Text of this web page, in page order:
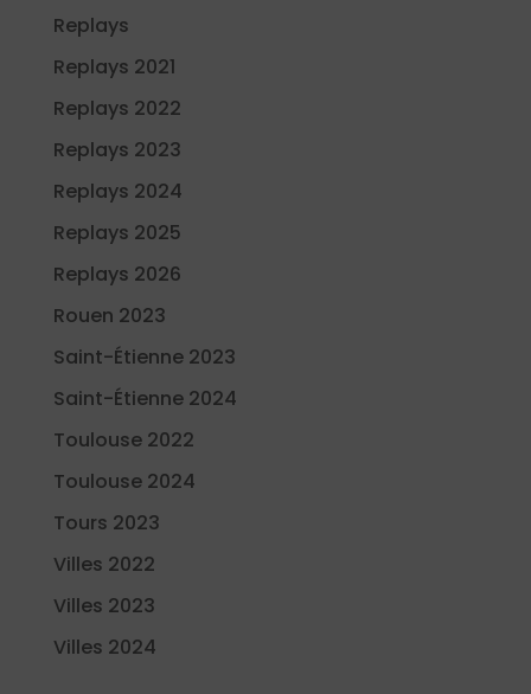
Replays
Replays 2021
Replays 2022
Replays 2023
Replays 2024
Replays 2025
Replays 2026
Rouen 2023
Saint-Étienne 2023
Saint-Étienne 2024
Toulouse 2022
Toulouse 2024
Tours 2023
Villes 2022
Villes 2023
Villes 2024